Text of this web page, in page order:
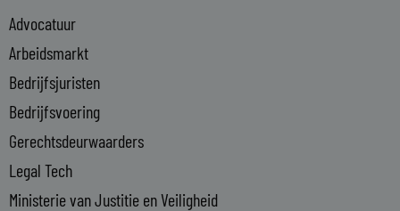
d
i
n
-
i
n
Advocatuur
Arbeidsmarkt
Bedrijfsjuristen
Bedrijfsvoering
Gerechtsdeurwaarders
Legal Tech
Ministerie van Justitie en Veiligheid